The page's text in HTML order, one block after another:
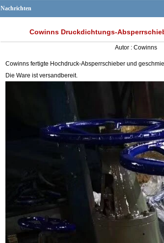
Nachrichten
Cowinns Druckdichtungs-
Autor : Cowinns
Cowinns fertigte Hochdruck-Absperrschieber und
Die Ware ist versandbereit.